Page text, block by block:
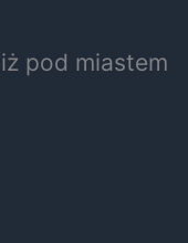
pod miastem